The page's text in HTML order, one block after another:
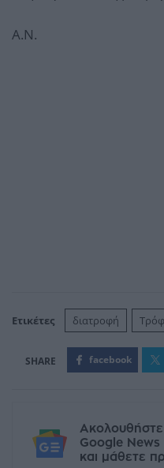
Α.Ν.
Ετικέτες διατροφή
facebook
Google News
και μάθετε